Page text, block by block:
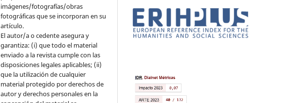
imágenes/fotografías/obras
fotográficas que se incorporan en su
artículo.
El autor/a o cedente asegura y
garantiza: (i) que todo el material
enviado a la revista cumple con las
disposiciones legales aplicables; (ii)
que la utilización de cualquier
material protegido por derechos de
autor y derechos personales en la